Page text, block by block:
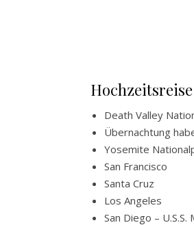
Death Valley
Übernachtung
Yosemite
San Francisco
Santa Cruz
Los Angeles
San Diego –